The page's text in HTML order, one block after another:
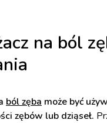
na ból
ból zęba może być
zębów lub dziąseł.